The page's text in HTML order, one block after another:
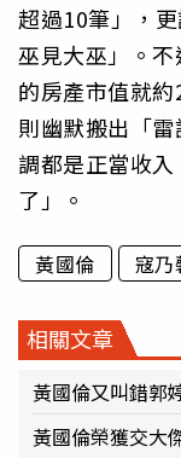
超過10筆」，
巫見大巫」。
的房產市值就
則幽默搬出「
調都是正當收
了」。
黃國倫 寇乃
相關文章
黃國倫又叫錯郭
黃國倫榮獲交大